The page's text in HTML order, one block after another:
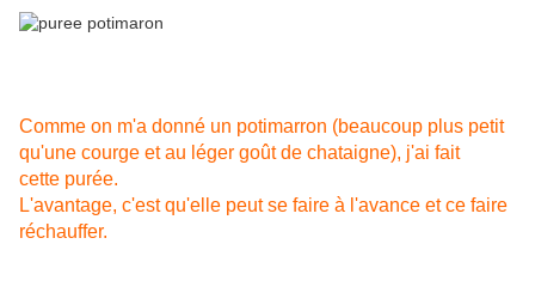
Comme on m'a donné un potimarron (beaucoup plus petit
qu'une courge et au léger goût de chataigne), j'ai fait
cette purée.
L'avantage, c'est qu'elle peut se faire à l'avance et ce faire
réchauffer.